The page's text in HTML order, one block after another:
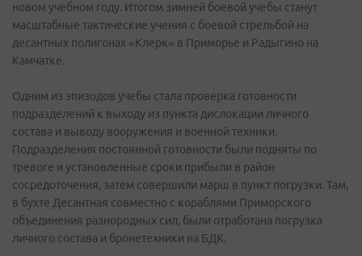
новом учебном году. Итогом зимней боевой учебы станут
масштабные тактические учения с боевой стрельбой на
десантных полигонах «Клерк» в Приморье и Радыгино на
Камчатке.
Одним из эпизодов учебы стала проверка готовности
подразделений к выходу из пункта дислокации личного
состава и выводу вооружения и военной техники.
Подразделения постоянной готовности были подняты по
тревоге и установленные сроки прибыли в район
сосредоточения, затем совершили марш в пункт погрузки. Там,
в бухте Десантная совместно с кораблями Приморского
объединения разнородных сил, были отработана погрузка
личного состава и бронетехники на БДК.